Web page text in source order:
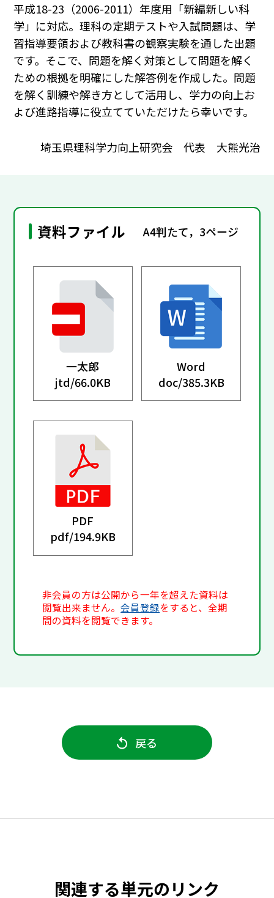
平成18-23（2006-2011）年度用「新編新しい科
学」に対応。理科の定期テストや入試問題は、学
習指導要領および教科書の観察実験を通した出題
です。そこで、問題を解く対策として問題を解く
ための根拠を明確にした解答例を作成した。問題
を解く訓練や解き方として活用し、学力の向上お
よび進路指導に役立てていただけたら幸いです。
埼玉県理科学力向上研究会 代表 大熊光治
資料ファイル A4判たて，3ページ
一太郎
jtd/66.0KB
Word
doc/385.3KB
PDF
pdf/194.9KB
非会員の方は公開から一年を超えた資料は
閲覧出来ません。会員登録をすると、全期
間の資料を閲覧できます。
戻る
関連する単元のリンク